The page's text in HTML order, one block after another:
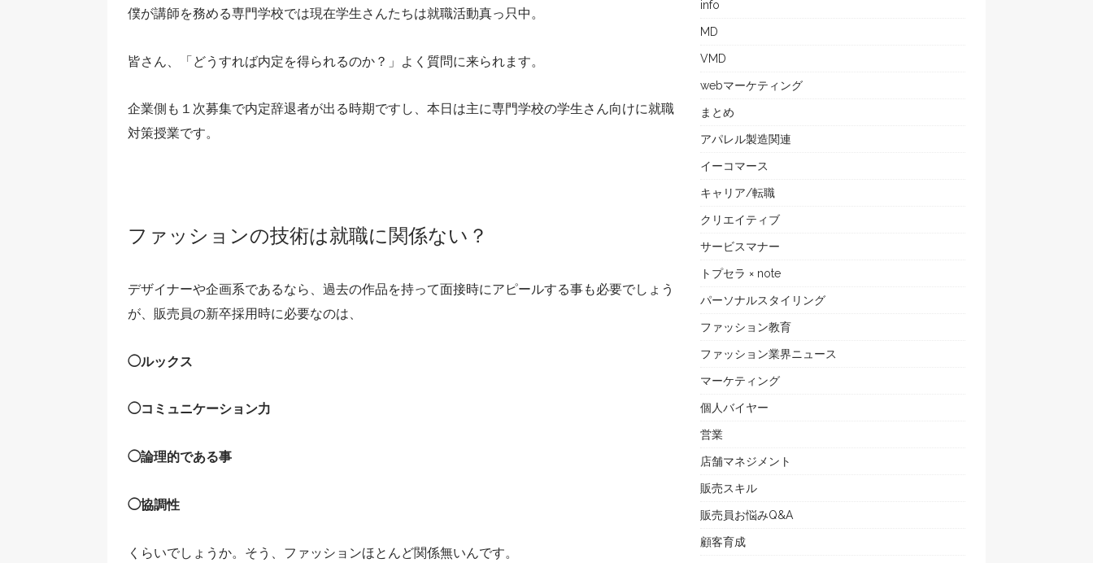
僕が講師を務める専門学校では現在学生さんたちは就職活動真っ只中。
皆さん、「どうすれば内定を得られるのか？」よく質問に来られます。
企業側も１次募集で内定辞退者が出る時期ですし、本日は主に専門学校の学生さん向けに就職
対策授業です。
ファッションの技術は就職に関係ない？
デザイナーや企画系であるなら、過去の作品を持って面接時にアピールする事も必要でしょう
が、販売員の新卒採用時に必要なのは、
◯ルックス
◯コミュニケーション力
◯論理的である事
◯協調性
くらいでしょうか。そう、ファッションほとんど関係無いんです。
info
MD
VMD
webマーケティング
まとめ
アパレル製造関連
イーコマース
キャリア/転職
クリエイティブ
サービスマナー
トプセラ × note
パーソナルスタイリング
ファッション教育
ファッション業界ニュース
マーケティング
個人バイヤー
営業
店舗マネジメント
販売スキル
販売員お悩みQ&A
顧客育成